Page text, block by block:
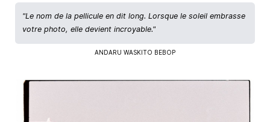
"Le nom de la pellicule en dit long. Lorsque le soleil embrasse
votre photo, elle devient incroyable."
ANDARU WASKITO BEBOP